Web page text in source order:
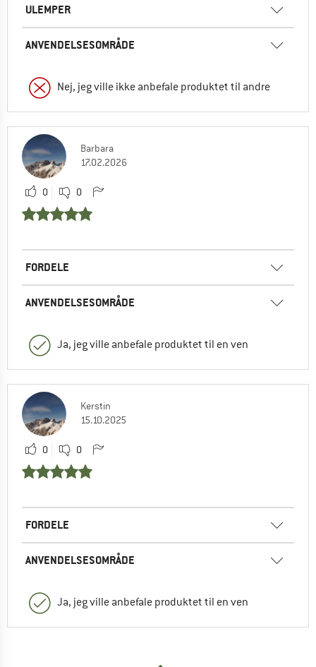
ULEMPER
ANVENDELSESOMRÅDE
Nej, jeg ville ikke anbefale produktet til andre
Barbara
17.02.2026
0 0
FORDELE
ANVENDELSESOMRÅDE
Ja, jeg ville anbefale produktet til en ven
Kerstin
15.10.2025
0 0
FORDELE
ANVENDELSESOMRÅDE
Ja, jeg ville anbefale produktet til en ven